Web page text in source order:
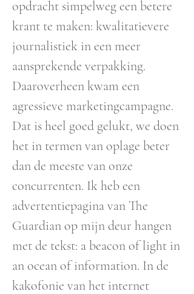
opdracht simpelweg een betere
krant te maken: kwalitatievere
journalistiek in een meer
aansprekende verpakking.
Daaroverheen kwam een
agressieve marketingcampagne.
Dat is heel goed gelukt, we doen
het in termen van oplage beter
dan de meeste van onze
concurrenten. Ik heb een
advertentiepagina van The
Guardian op mijn deur hangen
met de tekst: a beacon of light in
an ocean of information. In de
kakofonie van het internet